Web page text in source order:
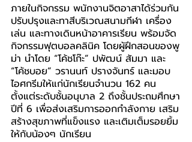
ภายในกิจกรรม พนักงานจิตอาสาได้ร่วมกัน
ปรับปรุงและทาสีบริเวณสนามกีฬา เครื่อง
เล่น และทางเดินหน้าอาคารเรียน พร้อมจัด
กิจกรรมฟุตบอลคลินิค โดยผู้ฝึกสอนของพู
ม่า นำโดย “โค้ชโก๊ะ” ปพัฒน์ สัมมา และ
“โค้ชบอย” วรานนท์ ปรางจันทร์ และมอบ
ไอศกรีมให้แก่นักเรียนจำนวน 162 คน
ตั้งแต่ระดับชั้นอนุบาล 2 ถึงชั้นประถมศึกษา
ปีที่ 6 เพื่อส่งเสริมการออกกำลังกาย เสริม
สร้างสุขภาพที่แข็งแรง และเติมเต็มรอยยิ้ม
ให้กับน้องๆ นักเรียน